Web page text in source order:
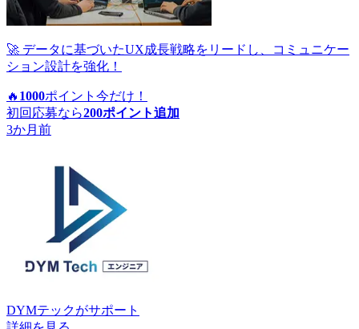
🚀 データに基づいたUX成長戦略をリードし、コミュニケー
ション設計を強化！
🔥 1000ポイント 今だけ！
初回応募なら200ポイント追加
3か月前
DYMテックがサポート